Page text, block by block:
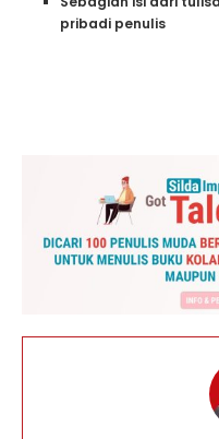
pribadi penulis